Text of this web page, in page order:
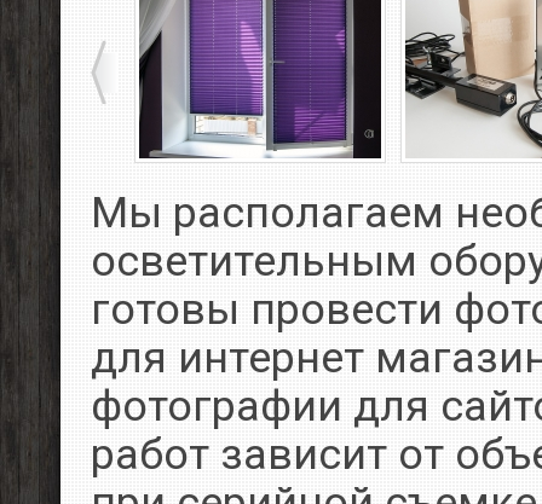
Мы располагаем
осветительным
готовы провести
для интернет
фотографии для
работ зависит от